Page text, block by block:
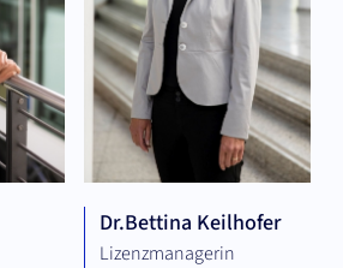
Dr.Bettina Keilhofer
Lizenzmanagerin